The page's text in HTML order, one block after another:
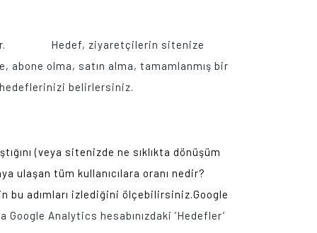
Hedef, ziyaretçilerin sitenize
olma, satın alma, tamamlanmış bir
belirlersiniz.
(veya sitenizde ne sıklıkta dönüşüm
ulaşan tüm kullanıcılara oranı nedir?
bu adımları izlediğini ölçebilirsiniz.Google
Analytics hesabınızdaki ’Hedefler’